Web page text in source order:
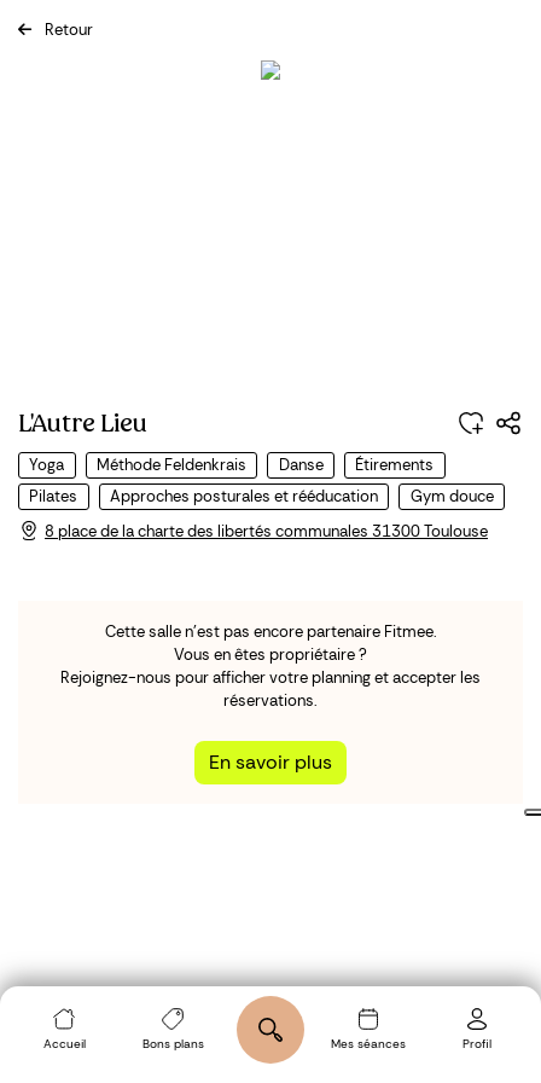
Retour
L'Autre Lieu
Yoga Méthode Feldenkrais Danse
Étirements
Pilates
Approches posturales et rééducation
Gym douce
8 place de la charte des libertés communales 31300 Toulouse
Cette salle n'est pas encore partenaire Fitmee.
Vous en êtes propriétaire ?
Rejoignez-nous pour afficher votre planning et accepter les
réservations.
En savoir plus
Accueil Bons plans Mes séances Profil